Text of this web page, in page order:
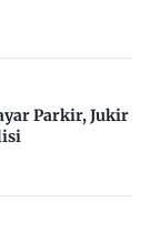
Parkir, Jukir